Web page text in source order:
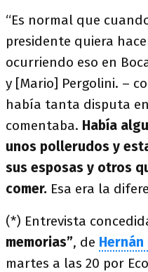
“Es normal que
presidente quiera
ocurriendo eso en
y [Mario] Pergolini. –
había tanta disputa
comentaba. Había
unos pollerudos y
sus esposas y otros
comer. Esa era la
(*) Entrevista
memorias”, de Hernán
martes a las 20 por